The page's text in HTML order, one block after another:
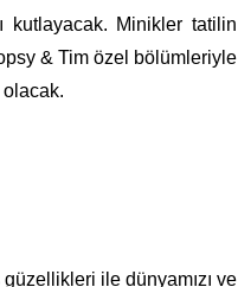
kutlayacak. Minikler tatilin
& Tim özel bölümleriyle
ile dünyamızı ve